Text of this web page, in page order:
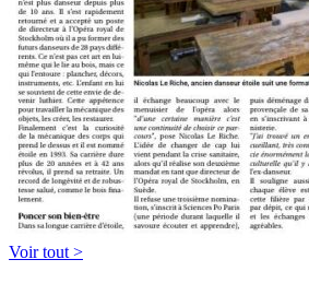
Voir tout >